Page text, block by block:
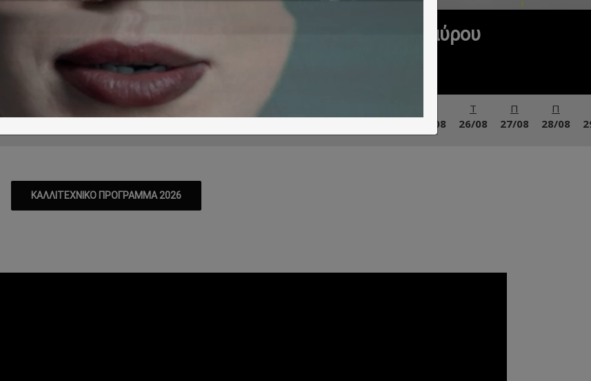
Πρόγραμμα του Φεστιβάλ Αθηνών Επιδαύρου
Δ
Τ
Π
25/08
Τ
26/08
Π
27/08
Π
28/08
ΚΑΛΛΙΤΕΧΝΙΚΟ ΠΡΟΓΡΑΜΜΑ 2026